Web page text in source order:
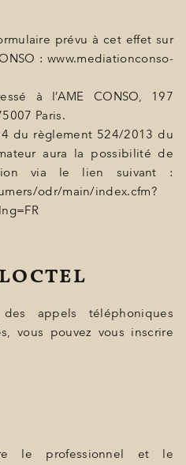
prévu à cet effet sur
: www.mediationconso-
à l’AME CONSO, 197
Paris.
du règlement 524/2013 du
aura la possibilité de
via le lien suivant :
odr/main/index.cfm?
appels téléphoniques
vous pouvez vous inscrire
le professionnel et le